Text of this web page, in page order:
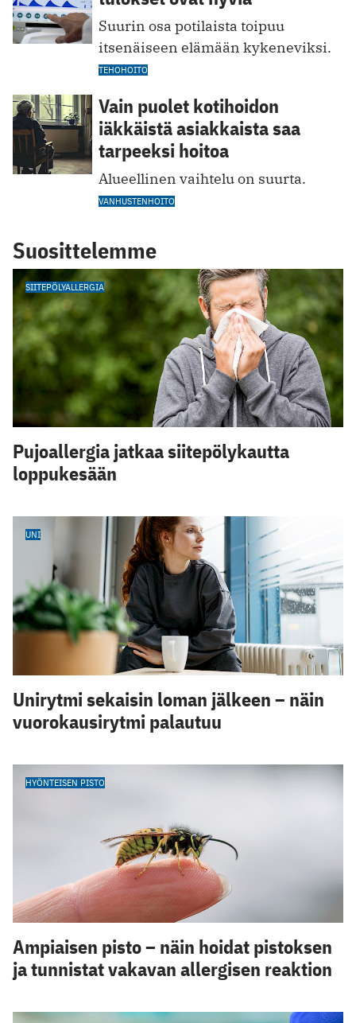
Suurin osa potilaista toipuu
itsenäiseen elämään kykeneviksi.
TEHOHOITO
Vain puolet kotihoidon
iäkkäistä asiakkaista saa
tarpeeksi hoitoa
Alueellinen vaihtelu on suurta.
VANHUSTENHOITO
Suosittelemme
SIITEPÖLYALLERGIA
Pujoallergia jatkaa siitepölykautta
loppukesään
UNI
Unirytmi sekaisin loman jälkeen – näin
vuorokausirytmi palautuu
HYÖNTEISEN PISTO
Ampiaisen pisto – näin hoidat pistoksen
ja tunnistat vakavan allergisen reaktion